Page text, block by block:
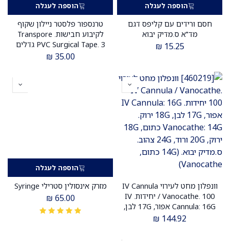
הוספה לעגלה
חסם ורידים עם קליפס דגם
מד"א ס.מדיק יבוא
15.25
₪
הוספה לעגלה
טרנספור פלסטר ניילון שקוף
לקיבוע חבישות. Transpore
PVC Surgical Tape. 3 גדלים
35.00
₪
וונפלון מחט לעירוי IV Cannula
/ Vanocathe. 100 יחידות. IV
Cannula: 16G אפור, 17G לבן,
18G ירוק. Vanocathe: 14G
144.92
₪
הוספה לעגלה
מזרק אינסולין סטרילי Syringe
65.00
₪